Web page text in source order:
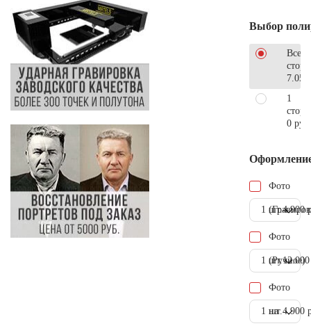
Выбор
Все
1
0 руб.
Фото
1 шт.4.900
Фото
(Ручное)
1 шт.
Фото
на
1 шт. 4.900